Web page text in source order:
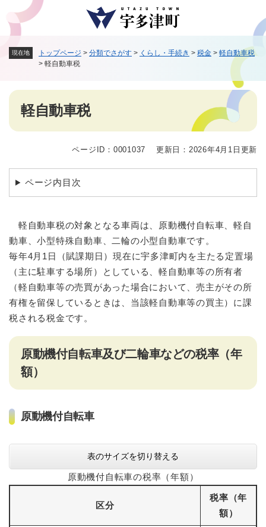
メニューを飛ばして本文へ
現在地 トップページ > 分類でさがす > くらし・手続き > 税金 > 軽自動車税
> 軽自動車税
本
軽自動車税
ページID：0001037 更新日：2026年4月1日更新
ページ内目次
軽自動車税の対象となる車両は、原動機付自転車、軽自
動車、小型特殊自動車、二輪の小型自動車です。
毎年4月1日（賦課期日）現在に宇多津町内を主たる定置場
（主に駐車する場所）としている、軽自動車等の所有者
（軽自動車等の売買があった場合において、売主がその所
有権を留保しているときは、当該軽自動車等の買主）に課
税される税金です。
原動機付自転車及び二輪車などの税率（年
額）
原動機付自転車
表のサイズを切り替える
原動機付自転車の税率（年額）
区分
税率（年
額）